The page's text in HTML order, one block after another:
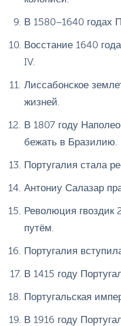
В 1580–1640 годах
Восстание 1640
IV.
Лиссабонское
жизней.
В 1807 году
бежать в Бразилию.
Португалия стала
Антониу Салазар
Революция гвоздик
путём.
Португалия
В 1415 году
Португальская
В 1916 году